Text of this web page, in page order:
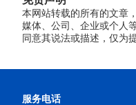
本网站转载的所有的文章
媒体、公司、企业或个人
同意其说法或描述，仅为
服务电话